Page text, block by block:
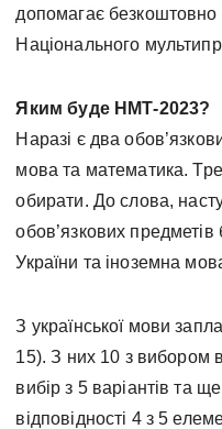
допомагає безкоштовно
Національного
Яким буде НМТ-2023?
Наразі є два
мова та математика.
обирати. До слова,
обов’язкових предметів
України та іноземна
З української мови
15). З них 10 з вибором
вибір з 5 варіантів та
відповідності 4 з 5